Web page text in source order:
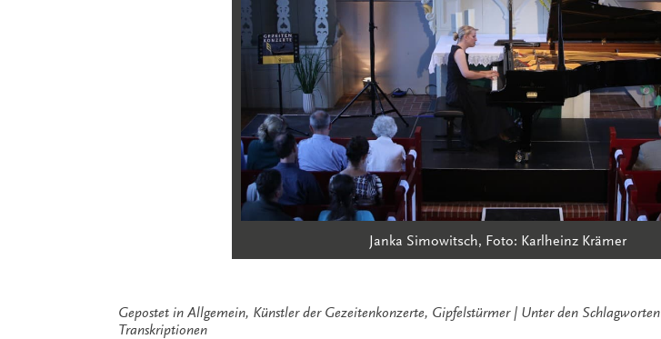
Janka Simowitsch, Foto: Karlheinz Krämer
Gepostet in Allgemein, Künstler der Gezeitenkonzerte, Gipfelstürmer Unter den Schlagworten
Transkriptionen